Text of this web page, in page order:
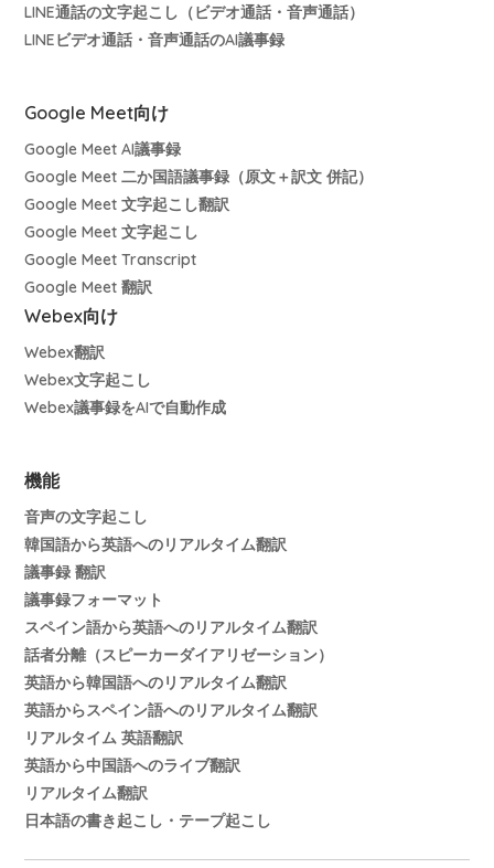
LINE通話の文字起こし（ビデオ通話・音声通話）
LINEビデオ通話・音声通話のAI議事録
Google Meet向け
Google Meet AI議事録
Google Meet 二か国語議事録（原文＋訳文 併記）
Google Meet 文字起こし翻訳
Google Meet 文字起こし
Google Meet Transcript
Google Meet 翻訳
Webex向け
Webex翻訳
Webex文字起こし
Webex議事録をAIで自動作成
機能
音声の文字起こし
韓国語から英語へのリアルタイム翻訳
議事録 翻訳
議事録フォーマット
スペイン語から英語へのリアルタイム翻訳
話者分離（スピーカーダイアリゼーション）
英語から韓国語へのリアルタイム翻訳
英語からスペイン語へのリアルタイム翻訳
リアルタイム 英語翻訳
英語から中国語へのライブ翻訳
リアルタイム翻訳
日本語の書き起こし・テープ起こし